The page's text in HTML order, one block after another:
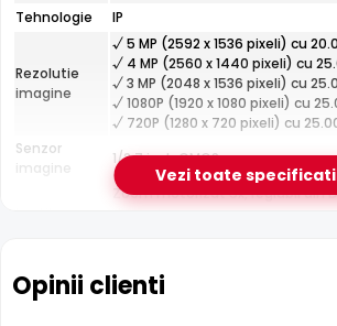
Dahua IPC-HDBW2541R-ZAS-27135
infrarosu cu raza de actiune de pana la
vizibilitate clara pe intuneric total. LED-
invizibile ochiului uman si nu deranjeaza.
Tehnologie
IP
Rezolutie
imagine
√ 5 MP (2592 x 1536 pixeli) cu
√ 4 MP (2560 x 1440 pixeli) cu
√ 3 MP (2048 x 1536 pixeli) cu
√ 1080P (1920 x 1080 pixeli) cu
√ 720P (1280 x 720 pixeli) cu
Senzor
imagine
1/2.7 inch CMOS
Zoom motorizat 5x, reglabil din
noptii)
CARCASA
Vezi toate
Opinii clienti